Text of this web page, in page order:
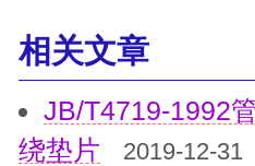
相关文章
JB/T4719-1992
绕垫片
2019-12-31